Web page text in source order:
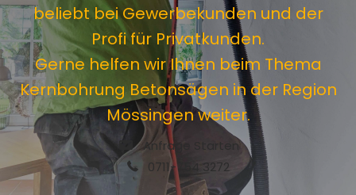
beliebt bei Gewerbekunden und der
Profi für Privatkunden.
Gerne helfen wir Ihnen beim Thema
Kernbohrung Betonsägen in der Region
Mössingen weiter.
Anfrage Starten
0711-754 3272